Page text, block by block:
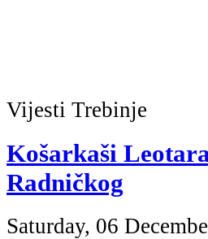
Vijesti Trebinje
Košarkaši
Radničkog
Saturday, 06